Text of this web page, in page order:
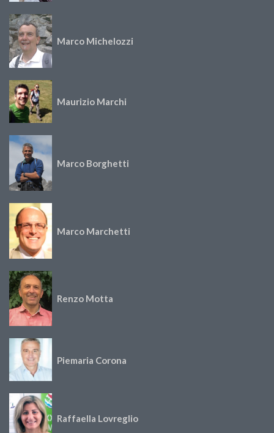
Marco Michelozzi
Maurizio Marchi
Marco Borghetti
Marco Marchetti
Renzo Motta
Piemaria Corona
Raffaella Lovreglio